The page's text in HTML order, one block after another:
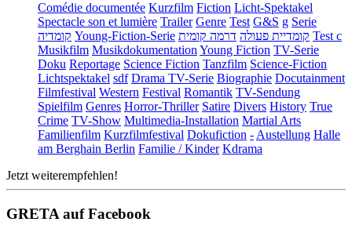
Comédie documentée Kurzfilm Fiction Licht-Spektakel
Spectacle son et lumière Trailer Genre Test G&S g Serie
קומדיה Young-Fiction-Serie קומדיית פעולה דרמה קומית
Test c
Musikfilm MusikdokumentationYoung Fiction TV-Serie
Doku Reportage Science Fiction Tanzfilm Science-Fiction
Lichtspektakel sdf Drama TV-Serie Biographie Docutainment
Filmfestival Western Festival Romantik TV-Sendung
Spielfilm Genres Horror-Thriller Satire Divers History True
Crime TV-Show Multimedia-Installation Martial Arts
Familienfilm Kurzfilmfestival Dokufiction -Austellung Halle
am Berghain Berlin Familie / Kinder Kdrama
Jetzt weiterempfehlen!
GRETA auf Facebook